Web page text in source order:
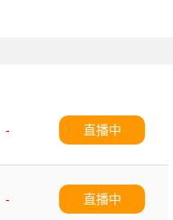
-
直播中
-
直播中